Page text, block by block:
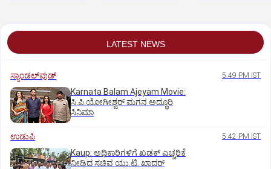
LATEST NEWS
ಸ್ಯಾಂಡಲ್‌ವುಡ್‌ 5:49 PM IST
Karnata Balam Ajeyam Movie:
ಸಿ.ಪಿ.ಯೋಗೀಶ್ವರ್‌ ಮಗನ ಅದ್ಧೂರಿ
ಸಿನಿಮಾ
ಉಡುಪಿ 5:42 PM IST
Kaup: ಅಧಿಕಾರಿಗಳಿಗೆ ಖಡಕ್ ಎಚ್ಚರಿಕೆ
ನೀಡಿದ ಸಚಿವ ಯು.ಟಿ. ಖಾದರ್